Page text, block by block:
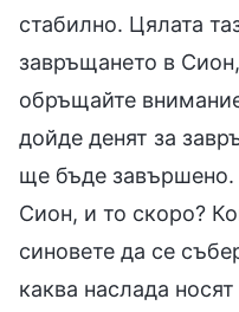
стабилно. Цялата
завръщането в
обръщайте
дойде денят за
ще бъде завършено.
Сион, и то скоро?
синовете да се
каква наслада